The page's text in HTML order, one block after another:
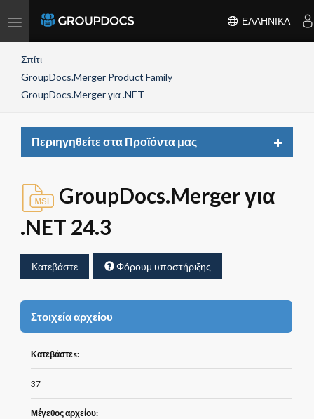
Toggle
ΕΛΛΗΝΙΚΆ
Σπίτι
GroupDocs.Merger Product Family
GroupDocs.Merger για .NET
Περιηγηθείτε στα Προϊόντα μας
Toggle
GroupDocs.Merger για
.NET 24.3
Κατεβάστε Φόρουμ υποστήριξης
Στοιχεία αρχείου
Κατεβάστεs:
37
Μέγεθος αρχείου: